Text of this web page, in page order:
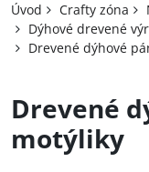
Úvod Crafty zóna
Dýhové drevené
Drevené dýhové
Drevené
motýliky